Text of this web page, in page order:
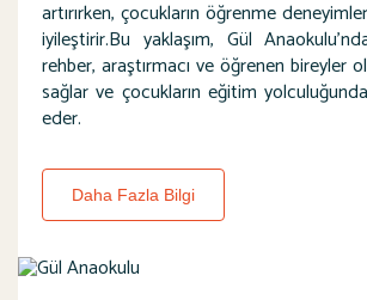
artırırken, çocukların öğrenme
iyileştirir.Bu yaklaşım, Gül
rehber, araştırmacı ve öğrenen bireyler
sağlar ve çocukların eğitim
eder.
Daha Fazla Bilgi